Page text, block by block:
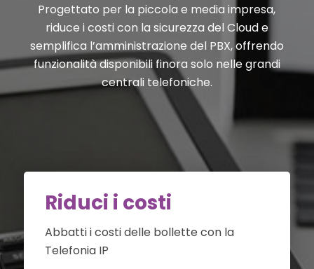
Progettato per la piccola e media impresa,
riduce i costi con la sicurezza del Cloud e
semplifica l’amministrazione del PBX, offrendo
funzionalità disponibili finora solo nelle grandi
centrali telefoniche.
Riduci i costi
Abbatti i costi delle bollette con la
Telefonia IP